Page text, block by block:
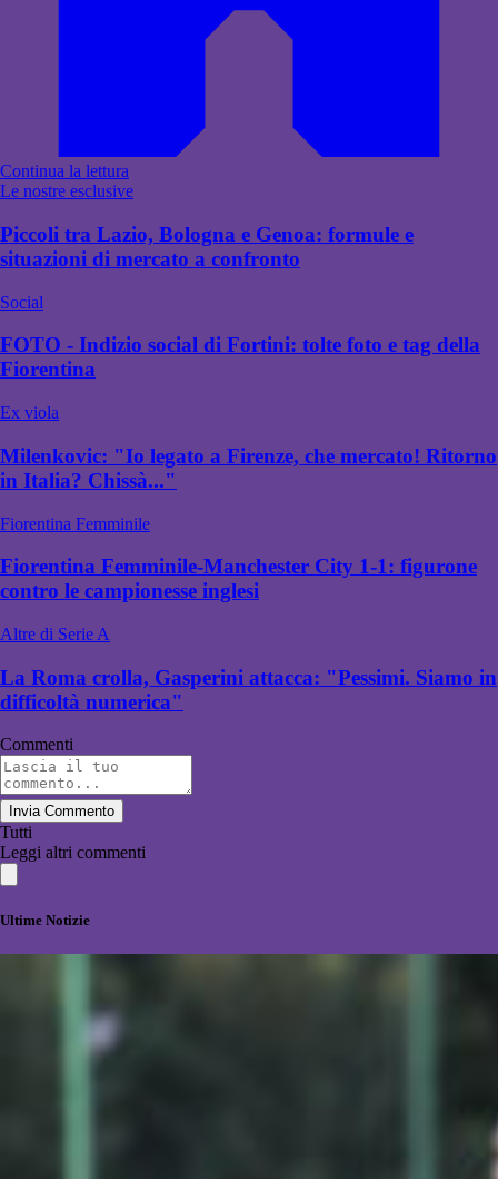
Continua la lettura
Le nostre esclusive
Piccoli tra Lazio, Bologna e Genoa: formule e
situazioni di mercato a confronto
Social
FOTO - Indizio social di Fortini: tolte foto e tag della
Fiorentina
Ex viola
Milenkovic: "Io legato a Firenze, che mercato! Ritorno
in Italia? Chissà..."
Fiorentina Femminile
Fiorentina Femminile-Manchester City 1-1: figurone
contro le campionesse inglesi
Altre di Serie A
La Roma crolla, Gasperini attacca: "Pessimi. Siamo in
difficoltà numerica"
Commenti
Invia Commento
Tutti
Leggi altri commenti
Ultime Notizie